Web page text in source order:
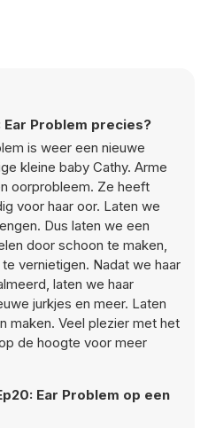
Ear Problem precies?
is weer een nieuwe
kleine baby Cathy. Arme
oorprobleem. Ze heeft
voor haar oor. Laten we
Dus laten we een
door schoon te maken,
vernietigen. Nadat we haar
laten we haar
jurkjes en meer. Laten
maken. Veel plezier met het
de hoogte voor meer
Ear Problem op een